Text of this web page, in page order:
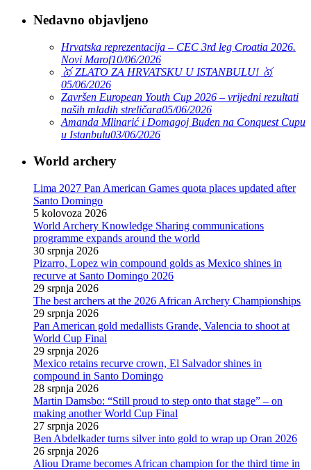
Nedavno objavljeno
Hrvatska reprezentacija – CEC 3rd leg Croatia 2026.
Novi Marof10/06/2026
🥇 ZLATO ZA HRVATSKU U ISTANBULU! 🥇
05/06/2026
Završen European Youth Cup 2026 – vrijedni rezultati
naših mladih streličara05/06/2026
Amanda Mlinarić i Domagoj Buden na Conquest Cupu
u Istanbulu03/06/2026
World archery
Lima 2027 Pan American Games quota places updated after
Santo Domingo
5 kolovoza 2026
World Archery Knowledge Sharing communications
programme expands around the world
30 srpnja 2026
Pizarro, Lopez win compound golds as Mexico shines in
recurve at Santo Domingo 2026
29 srpnja 2026
The best archers at the 2026 African Archery Championships
29 srpnja 2026
Pan American gold medallists Grande, Valencia to shoot at
World Cup Final
29 srpnja 2026
Mexico retains recurve crown, El Salvador shines in
compound in Santo Domingo
28 srpnja 2026
Martin Damsbo: “Still proud to step onto that stage” – on
making another World Cup Final
27 srpnja 2026
Ben Abdelkader turns silver into gold to wrap up Oran 2026
26 srpnja 2026
Aliou Drame becomes African champion for the third time in